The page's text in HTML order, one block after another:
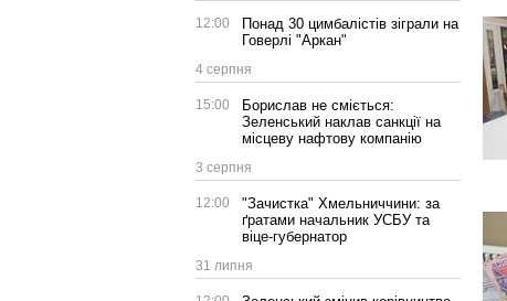
12:00
Понад 30 цимбалістів зіграли на
Говерлі "Аркан"
4 серпня
15:00
Борислав не сміється:
Зеленський наклав санкції на
місцеву нафтову компанію
3 серпня
12:00
"Зачистка" Хмельниччини: за
ґратами начальник УСБУ та
віце-губернатор
31 липня